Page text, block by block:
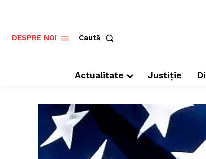
DESPRE NOI Caută
Actualitate Justiție